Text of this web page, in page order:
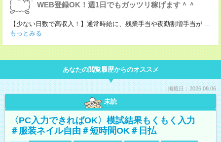
WEB登録OK！週1日でもガッツリ稼げます＾＾
【少ない日数で高収入！】通常時給に、残業手当や夜勤割増手当が ...
もっとみる
あなたの閲覧履歴からのオススメ
掲載日：2026.08.06
未読
〈PC入力できればOK〉模試結果もくもく入力
＃服装ネイル自由＃短時間OK＃日払